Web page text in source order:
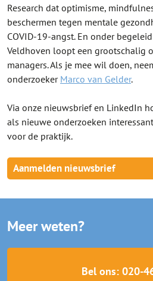
Research dat optimisme,
beschermen tegen mentale
COVID-19-angst. En onder
Veldhoven loopt een grootschalig
managers. Als je mee wil doen,
onderzoeker Marco van Gelder.
Via onze nieuwsbrief en LinkedIn
als nieuwe onderzoeken
voor de praktijk.
Aanmelden nieuwsbrief
Meer weten?
Bel ons: 020-